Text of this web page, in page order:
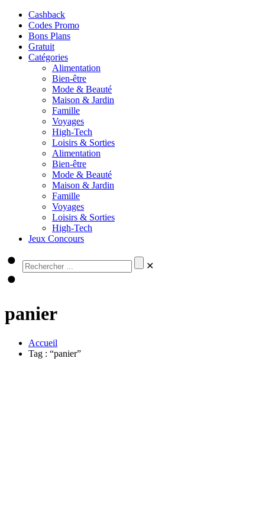
Cashback
Codes Promo
Bons Plans
Gratuit
Catégories
Alimentation
Bien-être
Mode & Beauté
Maison & Jardin
Famille
Voyages
High-Tech
Loisirs & Sorties
Alimentation
Bien-être
Mode & Beauté
Maison & Jardin
Famille
Voyages
Loisirs & Sorties
High-Tech
Jeux Concours
✕
panier
Accueil
Tag : “panier”